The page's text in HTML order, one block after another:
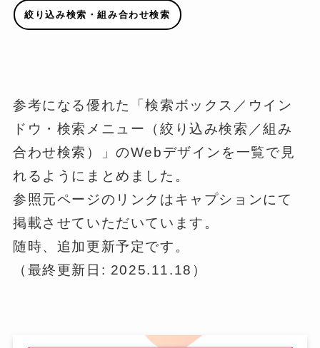
絞り込み検索・組み合わせ検索
参考になる優れた「検索ボックス／ウイン
ドウ・検索メニュー（絞り込み検索／組み
合わせ検索）」のWebデザインを一覧で見
れるようにまとめました。
参照元ページのリンクはキャプションにて
掲載させていただいています。
随時、追加更新予定です。
（最終更新日: 2025.11.18）